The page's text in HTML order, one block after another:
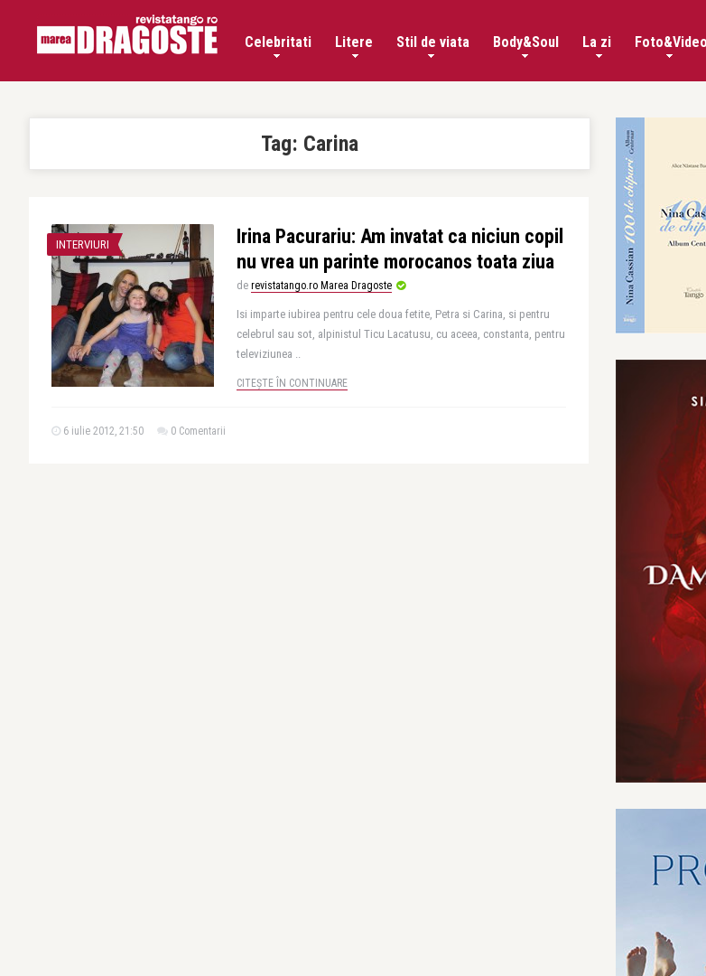
Celebritati Litere Stil de viata Body&Soul La zi Foto&Video
Tag: Carina
INTERVIURI
Irina Pacurariu: Am invatat ca niciun copil
nu vrea un parinte morocanos toata ziua
de revistatango.ro Marea Dragoste
Isi imparte iubirea pentru cele doua fetite, Petra si Carina, si pentru
celebrul sau sot, alpinistul Ticu Lacatusu, cu aceea, constanta, pentru
televiziunea ..
CITEȘTE ÎN CONTINUARE
6 iulie 2012, 21:50 0 Comentarii